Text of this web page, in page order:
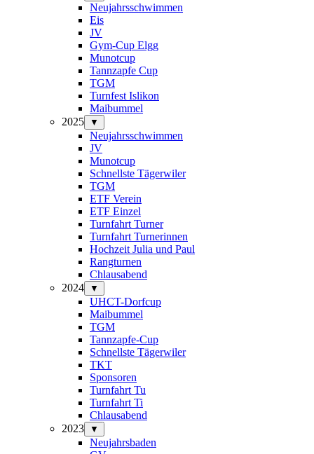
Neujahrsschwimmen
Eis
JV
Gym-Cup Elgg
Munotcup
Tannzapfe Cup
TGM
Turnfest Islikon
Maibummel
2025
▼
Neujahrsschwimmen
JV
Munotcup
Schnellste Tägerwiler
TGM
ETF Verein
ETF Einzel
Turnfahrt Turner
Turnfahrt Turnerinnen
Hochzeit Julia und Paul
Rangturnen
Chlausabend
2024
▼
UHCT-Dorfcup
Maibummel
TGM
Tannzapfe-Cup
Schnellste Tägerwiler
TKT
Sponsoren
Turnfahrt Tu
Turnfahrt Ti
Chlausabend
2023
▼
Neujahrsbaden